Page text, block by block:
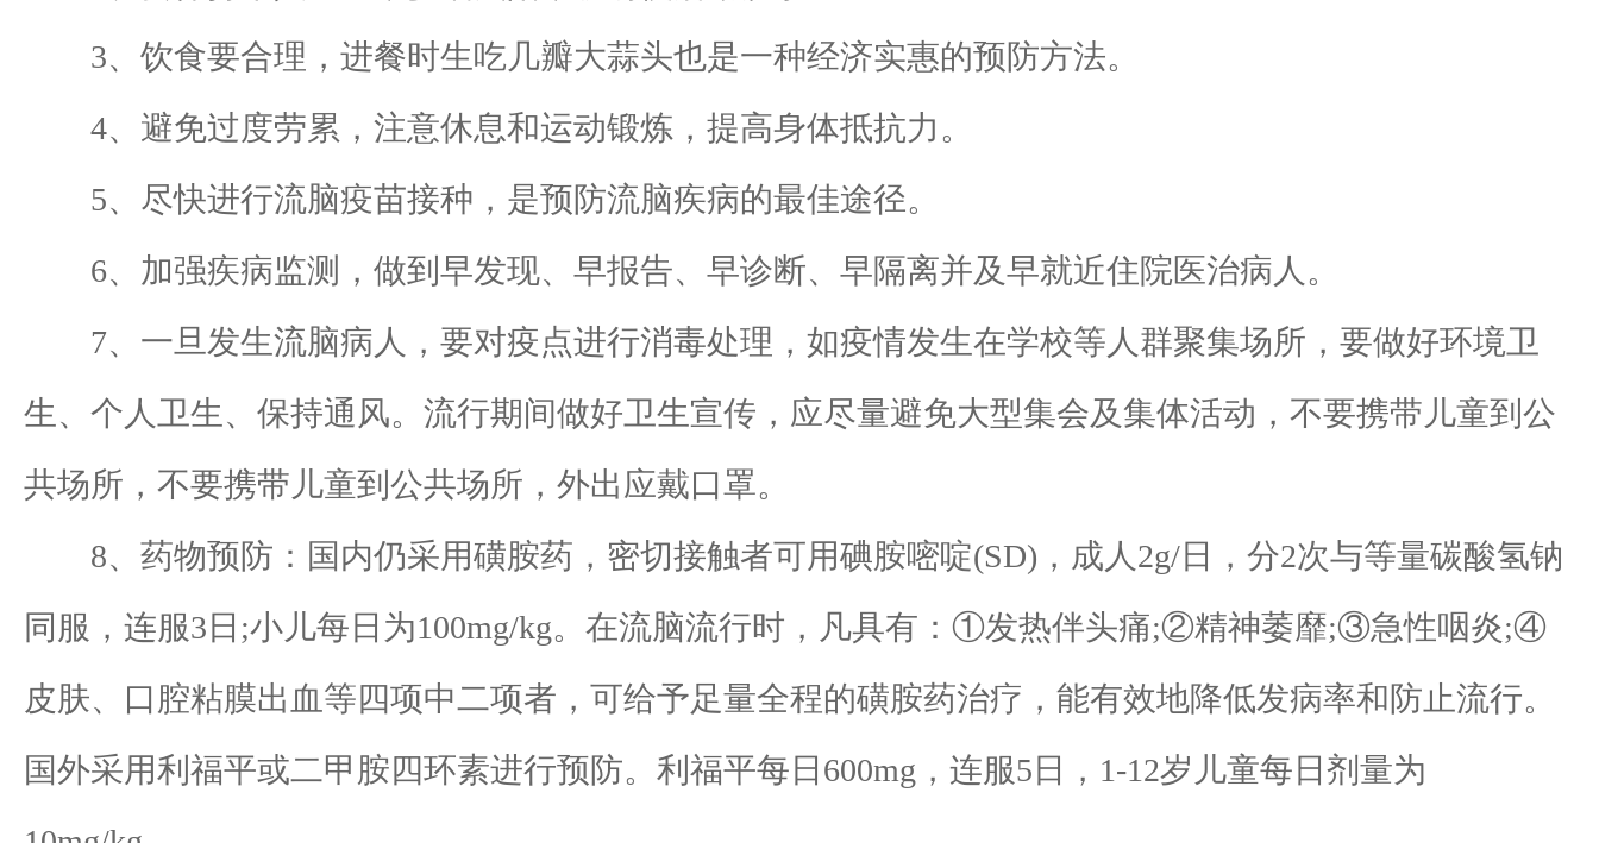
3、饮食要合理，进餐时生吃几瓣大蒜头也是一种经济实惠的预防方法。
4、避免过度劳累，注意休息和运动锻炼，提高身体抵抗力。
5、尽快进行流脑疫苗接种，是预防流脑疾病的最佳途径。
6、加强疾病监测，做到早发现、早报告、早诊断、早隔离并及早就近住院医治病人。
7、一旦发生流脑病人，要对疫点进行消毒处理，如疫情发生在学校等人群聚集场所，要做好环境卫
生、个人卫生、保持通风。流行期间做好卫生宣传，应尽量避免大型集会及集体活动，不要携带儿童到公
共场所，不要携带儿童到公共场所，外出应戴口罩。
8、药物预防：国内仍采用磺胺药，密切接触者可用碘胺嘧啶(SD)，成人2g/日，分2次与等量碳酸氢钠
同服，连服3日;小儿每日为100mg/kg。在流脑流行时，凡具有：①发热伴头痛;②精神萎靡;③急性咽炎;④
皮肤、口腔粘膜出血等四项中二项者，可给予足量全程的磺胺药治疗，能有效地降低发病率和防止流行。
国外采用利福平或二甲胺四环素进行预防。利福平每日600mg，连服5日，1-12岁儿童每日剂量为